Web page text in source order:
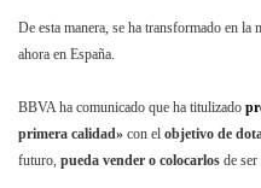
De esta manera, se ha transformado en la
ahora en España.
BBVA ha comunicado que ha titulizado
primera calidad» con el objetivo de
futuro, pueda vender o colocarlos de ser